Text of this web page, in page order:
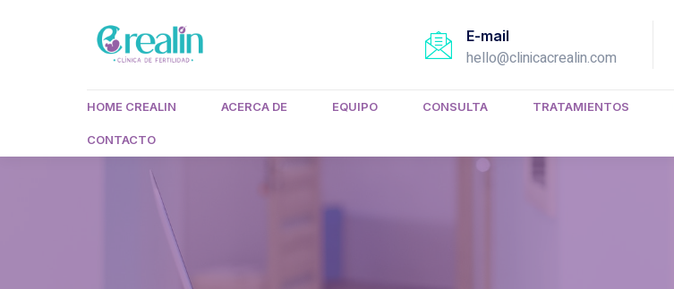
E-mail
hello@clinicacrealin.com
HOME CREALIN ACERCA DE EQUIPO CONSULTA TRATAMIENTOS
CONTACTO